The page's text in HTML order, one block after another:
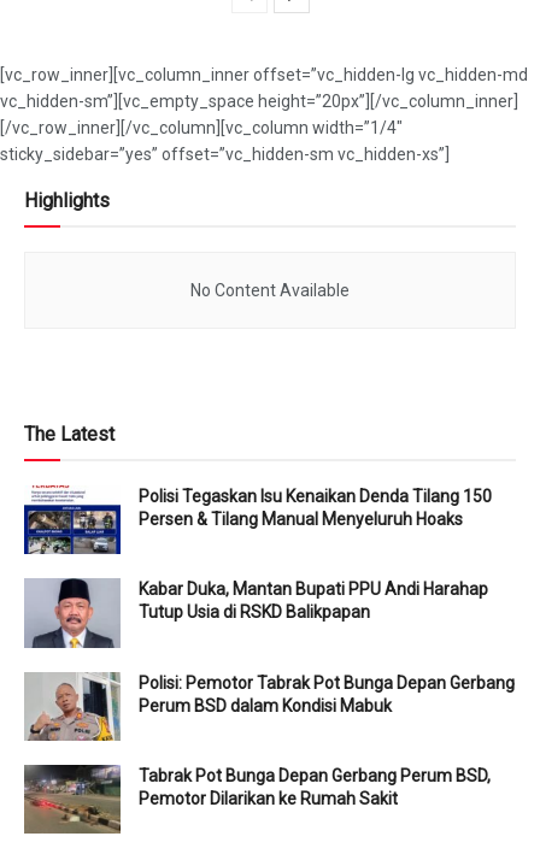
[vc_row_inner][vc_column_inner offset=”vc_hidden-lg vc_hidden-md
vc_hidden-sm”][vc_empty_space height=”20px”][/vc_column_inner]
[/vc_row_inner][/vc_column][vc_column width=”1/4″
sticky_sidebar=”yes” offset=”vc_hidden-sm vc_hidden-xs”]
Highlights
No Content Available
The Latest
Polisi Tegaskan Isu Kenaikan Denda Tilang 150
Persen & Tilang Manual Menyeluruh Hoaks
Kabar Duka, Mantan Bupati PPU Andi Harahap
Tutup Usia di RSKD Balikpapan
Polisi: Pemotor Tabrak Pot Bunga Depan Gerbang
Perum BSD dalam Kondisi Mabuk
Tabrak Pot Bunga Depan Gerbang Perum BSD,
Pemotor Dilarikan ke Rumah Sakit